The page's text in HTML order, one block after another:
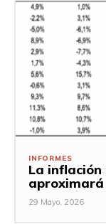
INFORMES
La
29 Mayo, 2026